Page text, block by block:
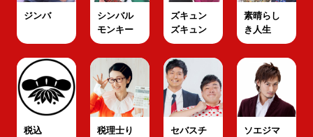
ジンバ
シンバル
モンキー
ズキュン
ズキュン
素晴らし
き人生
税込
税理士り
セバスチ
ソエジマ